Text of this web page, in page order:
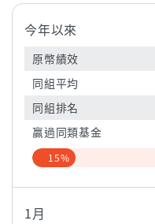
今年以來
原幣績效
同組平均
同組排名
贏過同類基金
15%
1月